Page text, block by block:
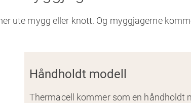
ute mygg eller knott. Og myggjagerne
Håndholdt modell
Thermacell kommer som en håndholdt